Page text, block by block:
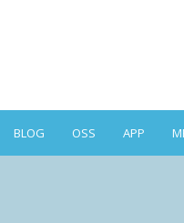
BLOG OSS APP